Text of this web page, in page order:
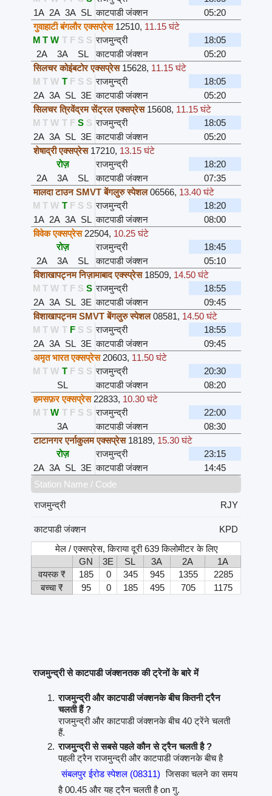
1A 2A 3A SL काटपाडी जंक्शन
05:20
गुवाहाटी बंगलौर एक्सप्रेस 12510, 11.15 घंटे
M T W T F S S राजमुन्द्री
18:05
2A
3A SL काटपाडी जंक्शन
05:20
सिलचर कोइंबटोर एक्सप्रेस 15628, 11.15 घंटे
M T W T F S S राजमुन्द्री
18:05
2A 3A SL 3E काटपाडी जंक्शन
05:20
सिलचर त्रिवेंद्रम सेंट्रल एक्सप्रेस 15608, 11.15 घंटे
M T W T F S S राजमुन्द्री
18:05
2A 3A SL 3E काटपाडी जंक्शन
05:20
शेषाद्री एक्सप्रेस 17210, 13.15 घंटे
रोज़
राजमुन्द्री
18:20
2A
3A SL काटपाडी जंक्शन
07:35
मालदा टाउन SMVT बेंगलुरु स्पेशल 06566, 13.40 घंटे
M T W T F S S राजमुन्द्री
18:20
1A 2A 3A SL काटपाडी जंक्शन
08:00
विवेक एक्सप्रेस 22504, 10.25 घंटे
रोज़
राजमुन्द्री
18:45
2A
3A SL काटपाडी जंक्शन
05:10
विशाखापट्नम निज़ामाबाद एक्स्प्रेस 18509, 14.50 घंटे
M T W T F S S राजमुन्द्री
18:55
2A 3A SL 3E काटपाडी जंक्शन
09:45
विशाखापट्नम SMVT बेंगलुरु स्पेशल 08581, 14.50 घंटे
M T W T F S S राजमुन्द्री
18:55
2A 3A SL 3E काटपाडी जंक्शन
09:45
अमृत भारत एक्सप्रेस 20603, 11.50 घंटे
M T W T F S S राजमुन्द्री
20:30
SL
काटपाडी जंक्शन
08:20
हमसफ़र एक्सप्रेस 22833, 10.30 घंटे
M T W T F S S राजमुन्द्री
22:00
3A
काटपाडी जंक्शन
08:30
टाटानगर एर्नाकुलम एक्सप्रेस 18189, 15.30 घंटे
रोज़
राजमुन्द्री
23:15
2A 3A SL 3E काटपाडी जंक्शन
14:45
Station Name / Code
राजमुन्द्री
RJY
काटपाडी जंक्शन
KPD
मेल / एक्सप्रेस, किराया दूरी 639 किलोमीटर के लिए
GN
3E SL 3A 2A
1A
वयस्क ₹
185 0 345 945 1355
2285
बच्चा ₹
95 0 185 495 705 1175
राजमुन्द्री से काटपाडी जंक्शनतक की ट्रेनों के बारे में
राजमुन्द्री और काटपाडी जंक्शनके बीच कितनी ट्रैन
चलती हैं ?
राजमुन्द्री और काटपाडी जंक्शनके बीच 40 ट्रेंने चलती
हैं.
राजमुन्द्री से सबसे पहले कौन से ट्रैन चलती है ?
पहली ट्रैन राजमुन्द्री और काटपाडी जंक्शनके बीच है
संबलपुर ईरोड स्पेशल (08311) जिसका चलने का समय
है 00.45 और यह ट्रैन चलती है on गु.